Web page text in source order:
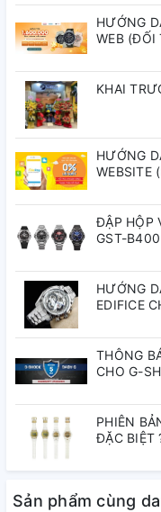
W-217H-
Kích thước vỏ :
Tổng trọng lượng : 35g
HƯỚNG
WEB (ĐỐI
KHAI
HƯỚNG
WEBSITE
ĐẬP HỘP
GST-
HƯỚNG
EDIFICE
THÔNG
CHO G-
PHIÊN
ĐẶC BIỆT
Sản phẩm cùng